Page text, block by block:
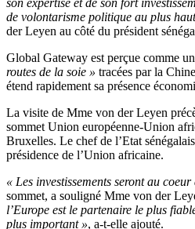
son expertise et de son fort
de volontarisme politique au plus
der Leyen au côté du président
Global Gateway est perçue comme
routes de la soie » tracées par la
étend rapidement sa présence
La visite de Mme von der Leyen
sommet Union européenne-Union
Bruxelles. Le chef de l’Etat
présidence de l’Union africaine.
« Les investissements seront au coeur
sommet, a souligné Mme von der
l’Europe est le partenaire le plus
plus important », a-t-elle ajouté.